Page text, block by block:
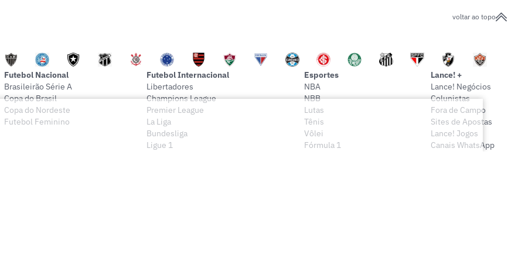
voltar ao topo
Futebol Nacional
Brasileirão Série A
Copa do Brasil
Copa do Nordeste
Futebol Feminino
Futebol Internacional
Libertadores
Champions League
Premier League
La Liga
Bundesliga
Ligue 1
Esportes
NBA
NBB
Lutas
Tênis
Vôlei
Fórmula 1
Lance! +
Lance! Negócios
Colunistas
Fora de Campo
Sites de Apostas
Lance! Jogos
Canais WhatsApp